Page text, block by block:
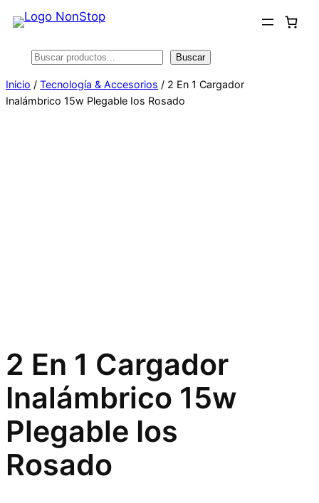
Saltar
contenido
Buscar Buscar
Inicio / Tecnología & Accesorios / 2 En 1 Cargador
Inalámbrico 15w Plegable Ios Rosado
2 En 1 Cargador
Inalámbrico 15w
Plegable Ios
Rosado